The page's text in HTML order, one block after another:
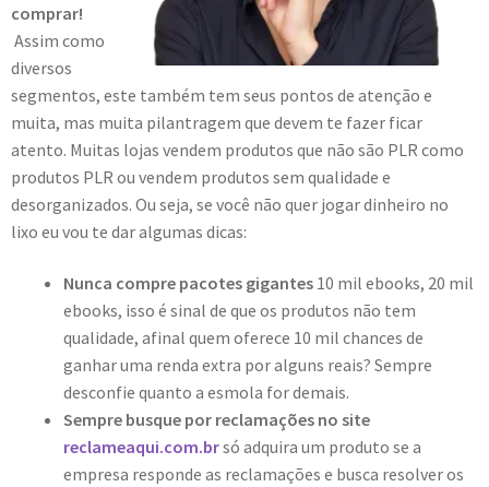
comprar!
Assim como
diversos
segmentos, este também tem seus pontos de atenção e
muita, mas muita pilantragem que devem te fazer ficar
atento. Muitas lojas vendem produtos que não são PLR como
produtos PLR ou vendem produtos sem qualidade e
desorganizados. Ou seja, se você não quer jogar dinheiro no
lixo eu vou te dar algumas dicas:
Nunca compre pacotes gigantes 10 mil ebooks, 20 mil
ebooks, isso é sinal de que os produtos não tem
qualidade, afinal quem oferece 10 mil chances de
ganhar uma renda extra por alguns reais? Sempre
desconfie quanto a esmola for demais.
Sempre busque por reclamações no site
reclameaqui.com.brsó adquira um produto se a
empresa responde as reclamações e busca resolver os